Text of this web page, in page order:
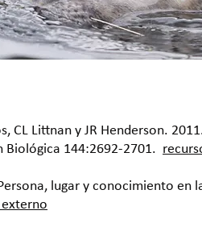
CL Littnan y JR Henderson.
Biológica 144:2692-2701.
lugar y conocimiento